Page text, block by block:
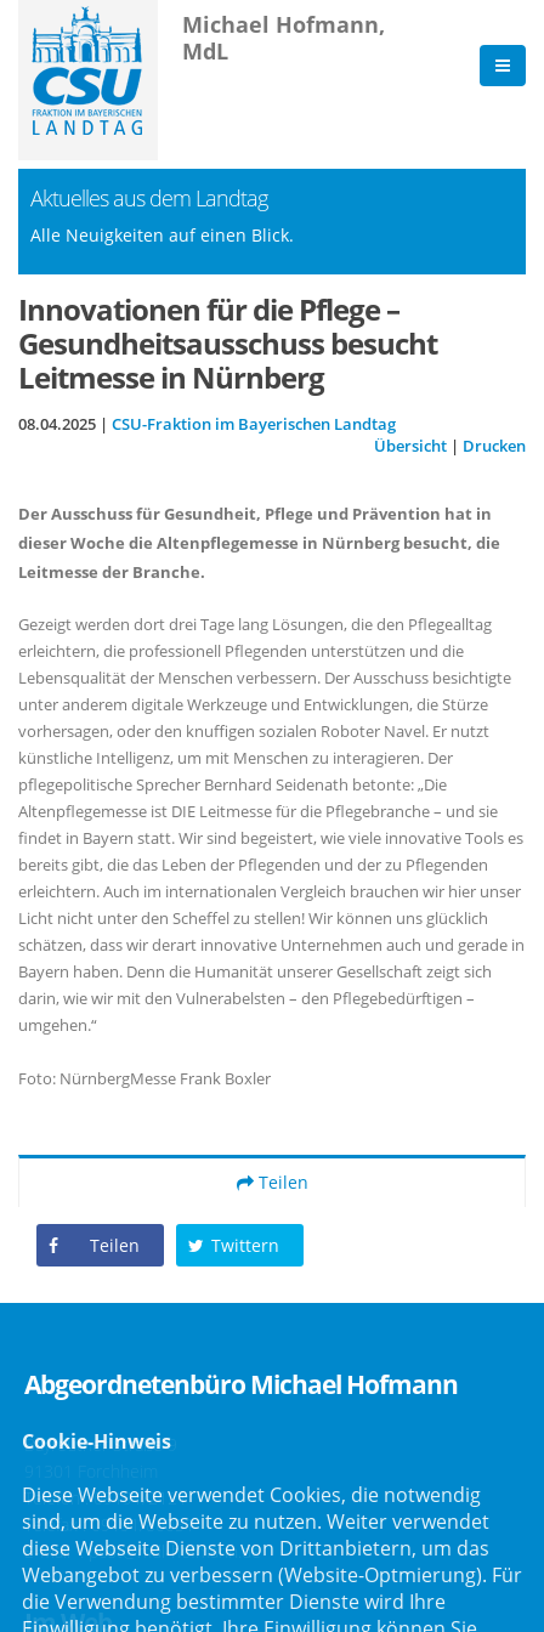
Michael Hofmann,
MdL
Aktuelles aus dem Landtag
Alle Neuigkeiten auf einen Blick.
Innovationen für die Pflege –
Gesundheitsausschuss besucht
Leitmesse in Nürnberg
08.04.2025 | CSU-Fraktion im Bayerischen Landtag
Übersicht | Drucken
Der Ausschuss für Gesundheit, Pflege und Prävention hat in
dieser Woche die Altenpflegemesse in Nürnberg besucht, die
Leitmesse der Branche.
Gezeigt werden dort drei Tage lang Lösungen, die den Pflegealltag
erleichtern, die professionell Pflegenden unterstützen und die
Lebensqualität der Menschen verbessern. Der Ausschuss besichtigte
unter anderem digitale Werkzeuge und Entwicklungen, die Stürze
vorhersagen, oder den knuffigen sozialen Roboter Navel. Er nutzt
künstliche Intelligenz, um mit Menschen zu interagieren. Der
pflegepolitische Sprecher Bernhard Seidenath betonte: „Die
Altenpflegemesse ist DIE Leitmesse für die Pflegebranche – und sie
findet in Bayern statt. Wir sind begeistert, wie viele innovative Tools es
bereits gibt, die das Leben der Pflegenden und der zu Pflegenden
erleichtern. Auch im internationalen Vergleich brauchen wir hier unser
Licht nicht unter den Scheffel zu stellen! Wir können uns glücklich
schätzen, dass wir derart innovative Unternehmen auch und gerade in
Bayern haben. Denn die Humanität unserer Gesellschaft zeigt sich
darin, wie wir mit den Vulnerabelsten – den Pflegebedürftigen –
umgehen.“
Foto: NürnbergMesse Frank Boxler
Teilen
Teilen Twittern
Abgeordnetenbüro Michael Hofmann
Bayreuther Straße 9
Telefon :09191/2121
Telefax : 09191/80051
E-Mail :post@mdl-hofmann.de
Im Web
Cookie-Hinweis
Diese Webseite verwendet Cookies, die notwendig
sind, um die Webseite zu nutzen. Weiter verwendet
diese Webseite Dienste von Drittanbietern, um das
Webangebot zu verbessern (Website-Optmierung). Für
die Verwendung bestimmter Dienste wird Ihre